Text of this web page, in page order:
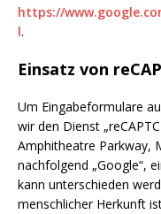
https://
l.
Einsatz von
Um Eingabeformulare
wir den Dienst
Amphitheatre Parkway,
nachfolgend „Google“,
kann unterschieden
menschlicher Herkunft